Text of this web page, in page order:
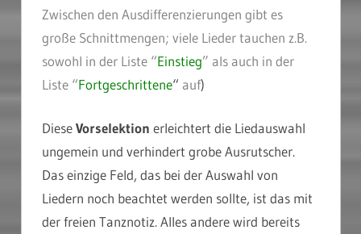
Zwischen den Ausdifferenzierungen gibt es
große Schnittmengen; viele Lieder tauchen z.B.
sowohl in der Liste “Einstieg” als auch in der
Liste “Fortgeschrittene“ auf)
DieseVorselektion erleichtert die Liedauswahl
ungemein und verhindert grobe Ausrutscher.
Das einzige Feld, das bei der Auswahl von
Liedern noch beachtet werden sollte, ist das mit
der freien Tanznotiz. Alles andere wird bereits